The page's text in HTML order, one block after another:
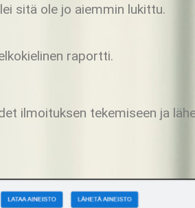
sitä ole jo aiemmin lukittu.
raportti.
ilmoituksen tekemiseen ja